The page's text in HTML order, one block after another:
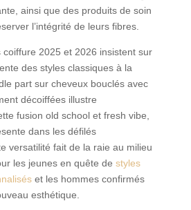
ainsi que des produits de soin
l’intégrité de leurs fibres.
coiffure 2025 et 2026 insistent sur
des styles classiques à la
part sur cheveux bouclés avec
décoiffées illustre
fusion old school et fresh vibe,
dans les défilés
versatilité fait de la raie au milieu
les jeunes en quête de styles
et les hommes confirmés
esthétique.